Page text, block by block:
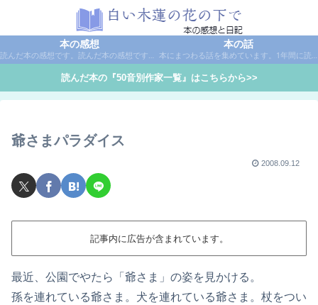
本の感想
読んだ本の感想です。読んだ本の感想です。本は作家名で50音別に分類しています。
本の話
本にまつわる話を集めています。1年間に読んだ本の総括や、本に関する話題など。
読んだ本の『50音別作家一覧』はこちらから>>
爺さまパラダイス
2008.09.12
記事内に広告が含まれています。
最近、公園でやたら「爺さま」の姿を見かける。
孫を連れている爺さま。犬を連れている爺さま。杖をつい